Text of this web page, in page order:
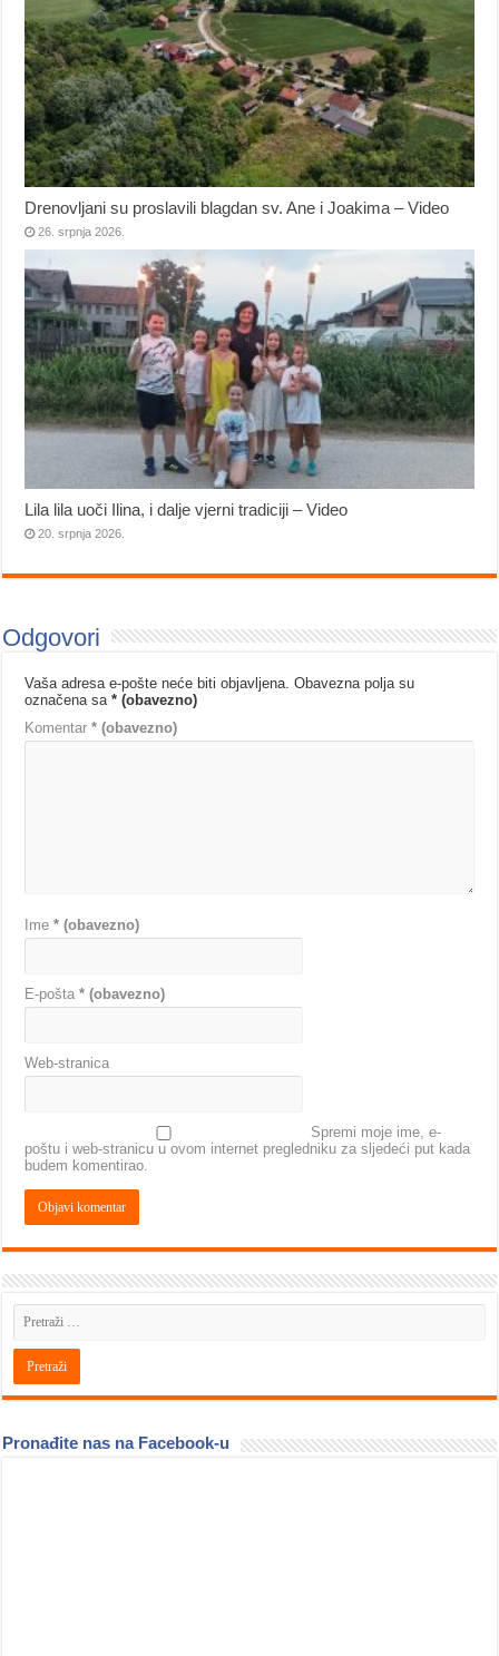
Drenovljani su proslavili blagdan sv. Ane i Joakima – Video
26. srpnja 2026.
Lila lila uoči Ilina, i dalje vjerni tradiciji – Video
20. srpnja 2026.
Odgovori
Vaša adresa e-pošte neće biti objavljena. Obavezna polja su
označena sa* (obavezno)
Komentar* (obavezno)
Ime* (obavezno)
E-pošta* (obavezno)
Web-stranica
Spremi moje ime, e-
poštu i web-stranicu u ovom internet pregledniku za sljedeći put kada
budem komentirao.
Pronađite nas na Facebook-u